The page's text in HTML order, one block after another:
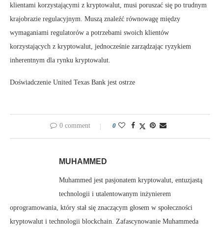
klientami korzystającymi z kryptowalut, musi poruszać się po trudnym
krajobrazie regulacyjnym. Muszą znaleźć równowagę między
wymaganiami regulatorów a potrzebami swoich klientów
korzystających z kryptowalut, jednocześnie zarządzając ryzykiem
inherentnym dla rynku kryptowalut.
Doświadczenie United Texas Bank jest ostrze
0 comment 0
MUHAMMED
Muhammed jest pasjonatem kryptowalut, entuzjastą
technologii i utalentowanym inżynierem
oprogramowania, który stał się znaczącym głosem w społeczności
kryptowalut i technologii blockchain. Zafascynowanie Muhammeda